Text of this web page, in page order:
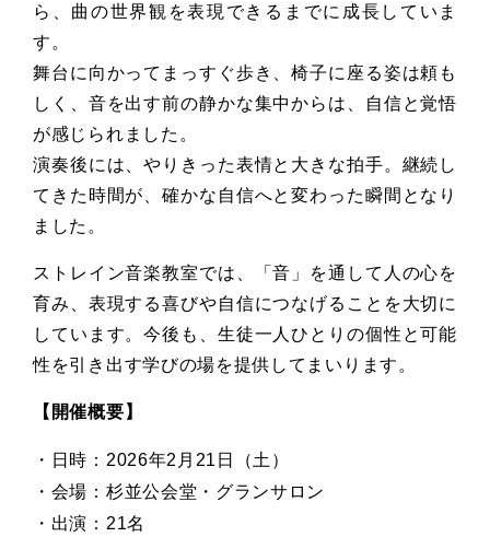
ら、曲の世界観を表現できるまでに成長していま
す。
舞台に向かってまっすぐ歩き、椅子に座る姿は頼も
しく、音を出す前の静かな集中からは、自信と覚悟
が感じられました。
演奏後には、やりきった表情と大きな拍手。継続し
てきた時間が、確かな自信へと変わった瞬間となり
ました。
ストレイン音楽教室では、「音」を通して人の心を
育み、表現する喜びや自信につなげることを大切に
しています。今後も、生徒一人ひとりの個性と可能
性を引き出す学びの場を提供してまいります。
【開催概要】
・日時：2026年2月21日（土）
・会場：杉並公会堂・グランサロン
・出演：21名